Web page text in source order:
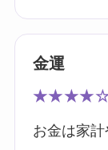
金運
お金は家